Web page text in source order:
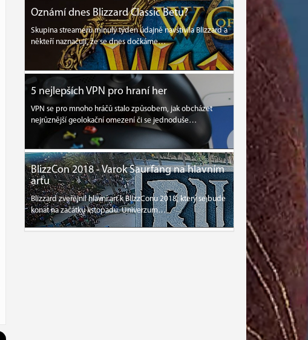
Oznámí dnes Blizzard Classic Betu?
Skupina streamerů minulý týden údajně navštívila Blizzard a
někteří naznačují, že se dnes dočkáme…
5 nejlepších VPN pro hraní her
VPN se pro mnoho hráčů stalo způsobem, jak obcházet
nejrůznější geolokační omezení či se jednoduše…
BlizzCon 2018 - Varok Saurfang na hlavním
artu
Blizzard zveřejnil hlavní art k BlizzConu 2018, který se bude
konat na začátku listopadu. Univerzum…